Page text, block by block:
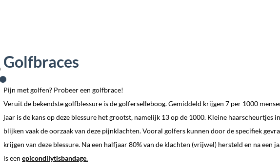
Golfbraces
Pijn met golfen? Probeer een golfbrace!
Veruit de bekendste golfblessure is de golferselleboog. Gemiddeld krijgen 7 per 1000
jaar is de kans op deze blessure het grootst, namelijk 13 op de 1000. Kleine haarscheurtjes
blijken vaak de oorzaak van deze pijnklachten. Vooral golfers kunnen door de specifiek
krijgen van deze blessure. Na een halfjaar 80% van de klachten (vrijwel) hersteld en na een
is een epicondilytisbandage.